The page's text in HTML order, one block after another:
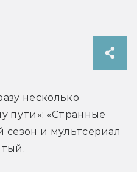
несколько
пути»: «Странные
и мультсериал